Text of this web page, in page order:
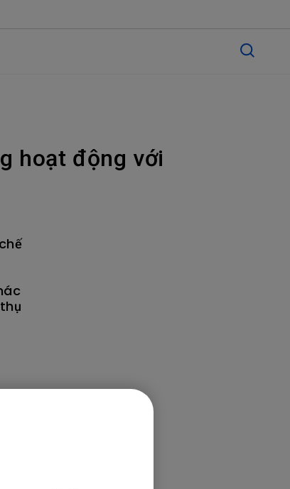
hoạt động với